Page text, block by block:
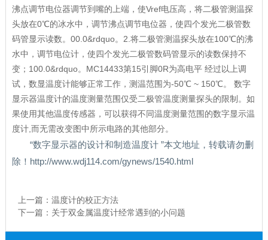
沸点调节电位器调节到嘴的上端，使Vref电压高，将二极管测温探
头放在0℃的冰水中，调节沸点调节电位器，使四个发光二极管数
码管显示读数。00.0&rdquo。2.将二极管测温探头放在100℃的沸
水中，调节电位计，使四个发光二极管数码管显示的读数保持不
变；100.0&rdquo。MC14433第15引脚0R为高电平 经过以上调
试，数显温度计能够正常工作，测温范围为-50℃ ~ 150℃。 数字
显示器温度计的温度测量范围仅受二极管温度测量探头的限制。如
果使用其他温度传感器，可以获得不同温度测量范围的数字显示温
度计,而无需改变图中所示电路的其他部分。
“数字显示器的设计和制造温度计 ”本文地址，转载请勿删
除！http://www.wdj114.com/gynews/1540.html
上一篇： 温度计的校正方法
下一篇： 关于双金属温度计经常遇到的小问题